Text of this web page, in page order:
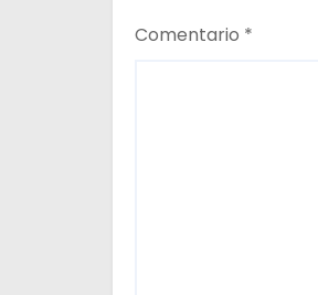
Comentario *